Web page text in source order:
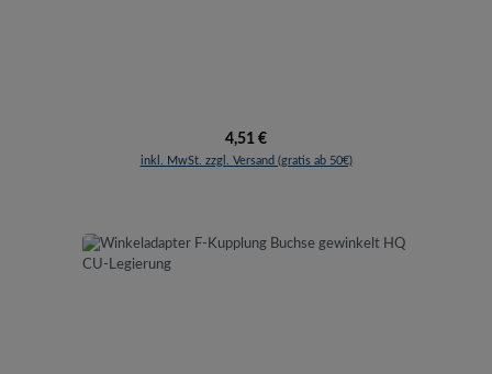
Regulärer Preis:
4,51 €
inkl. MwSt. zzgl. Versand (gratis ab 50€)